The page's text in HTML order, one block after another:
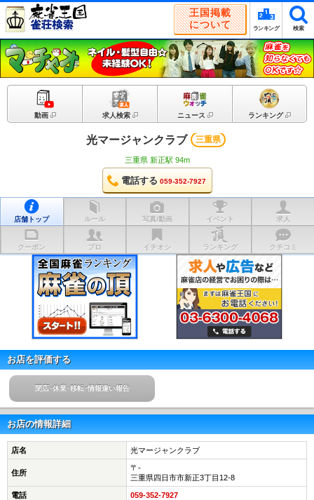
王国掲載
について
ランキング 検索
動画 求人検索 ニュース ランキング
光マージャンクラブ 三重県
三重県 新正駅 94m
電話する 059-352-7927
店舗トップ ルール 写真/動画 イベント 求人
クーポン プロ イチオシ ランキング クチコミ
お店を評価する
閉店･休業･移転･情報違い報告
お店の情報詳細
店名 光マージャンクラブ
住所
〒-
三重県四日市市新正3丁目12-8
電話 059-352-7927